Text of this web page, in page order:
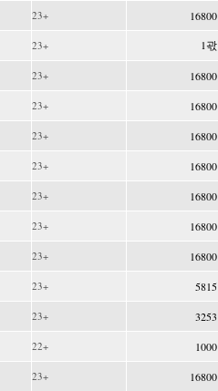
23+ 16800
23+ 1곿
23+ 16800
23+ 16800
23+ 16800
23+ 16800
23+ 16800
23+ 16800
23+ 16800
23+ 5815
23+ 3253
22+ 1000
23+ 16800